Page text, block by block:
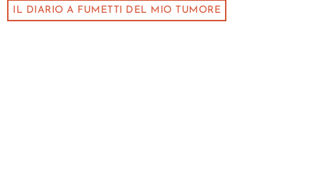
IL DIARIO A FUMETTI DEL MIO TUMORE